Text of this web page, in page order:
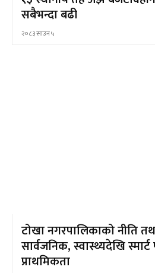
सबैभन्दा बढी
२०८३ साउन ५
टोखा नगरपालिकाको नीति
सार्वजनिक, स्वास्थ्यदेखि
प्राथमिकता